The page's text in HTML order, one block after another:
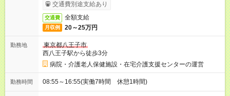
交通費別途支給あり
交通費 全額支給
月収例 20～25万円
勤務地
東京都八王子市
西八王子駅から徒歩3分
病院・介護老人保健施設・在宅介護支援センターの運営
勤務時間 08:55～16:55(実働7時間 休憩1時間)